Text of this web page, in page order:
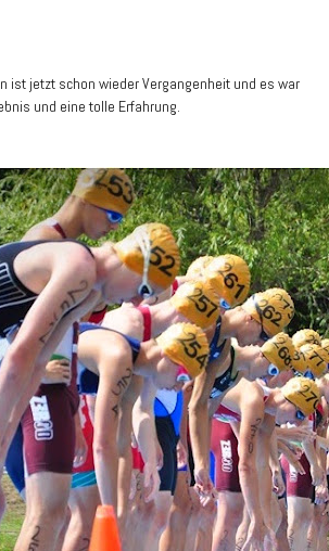
ist jetzt schon wieder Vergangenheit und es war
und eine tolle Erfahrung.